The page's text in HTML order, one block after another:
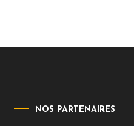
NOS PARTENAIRES